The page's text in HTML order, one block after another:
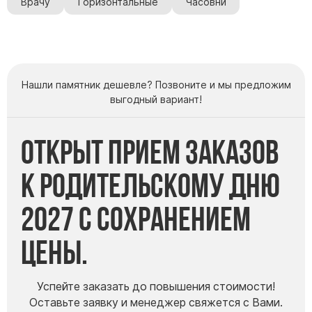
Памятники мужу
Памятники вертикальные
Памятники горизонтальные
Памятники индивидуальные
Памятники классические
Памятники книга
Памятники красивые
Памятники с воздушным креcтом
Нашли памятник дешевле? Позвоните и мы предложим
выгодный вариант!
Открыт прием заказов
к Родительскому дню
2027 с сохранением
цены.
Успейте заказать до повышения стоимости!
Оставьте заявку и менеджер свяжется с Вами.